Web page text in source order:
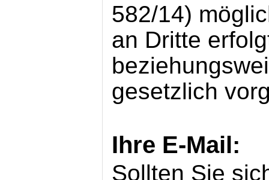
582/14)
an Dritte
gesetzlich
Ihre E-Mail:
Sollten Sie